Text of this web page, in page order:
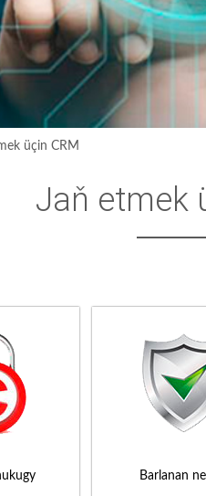
üçin CRM
Jaň etmek
Barlanan